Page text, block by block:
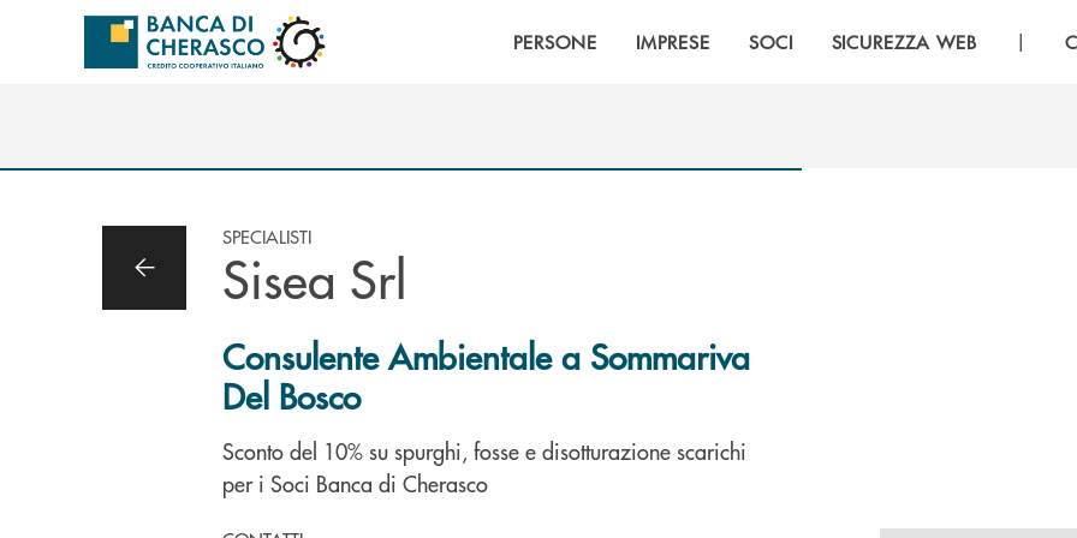
Salta al contenuto principale
PERSONE IMPRESE SOCI SICUREZZA WEB |
SPECIALISTI
Sisea Srl
Consulente Ambientale a Sommariva
Del Bosco
Sconto del 10% su spurghi, fosse e disotturazione scarichi
per i Soci Banca di Cherasco